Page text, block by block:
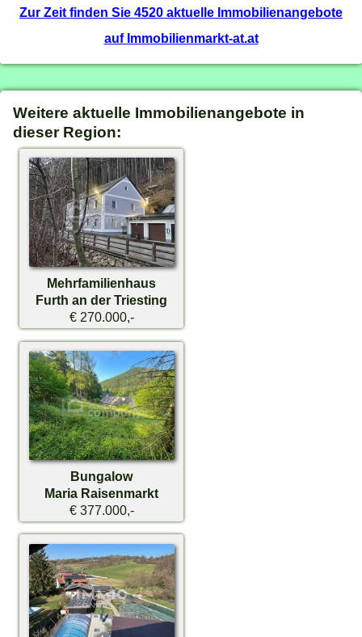
Zur Zeit finden Sie 4520 aktuelle Immobilienangebote
auf Immobilienmarkt-at.at
Weitere aktuelle Immobilienangebote in
dieser Region:
Mehrfamilienhaus
Furth an der Triesting
€ 270.000,-
Bungalow
Maria Raisenmarkt
€ 377.000,-